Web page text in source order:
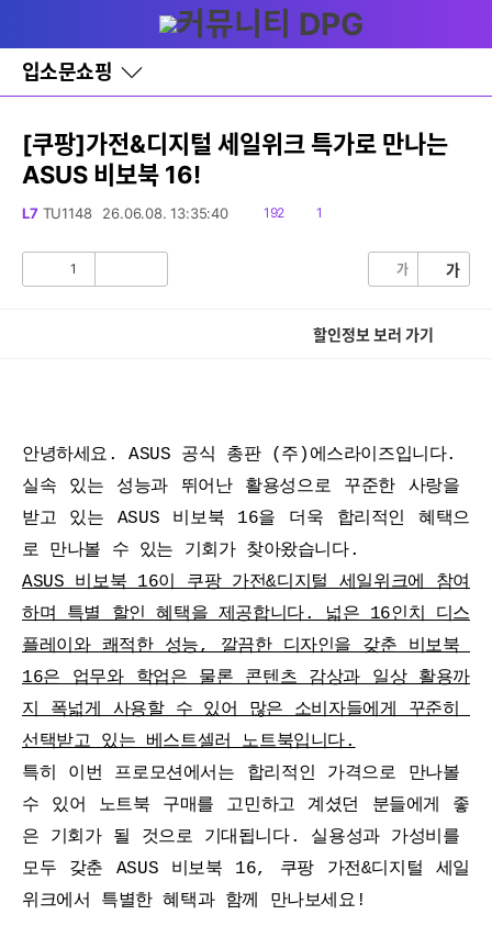
와
홈
입소문쇼핑
바
로
기
레
이
창
글
[쿠팡]가전&디지털 세일위크 특가로 만나는
ASUS 비보북 16!
L7 TU1148 26.06.08. 13:35:40
읽
192
댓1
1 가 가
할인정보 보러 가기
안녕하세요. ASUS 공식 총판 (주)에스라이즈입니다.
실속 있는 성능과 뛰어난 활용성으로 꾸준한 사랑을
받고 있는 ASUS 비보북 16을 더욱 합리적인 혜택으
로 만나볼 수 있는 기회가 찾아왔습니다.
ASUS 비보북 16이 쿠팡 가전&디지털 세일위크에 참여
하며 특별 할인 혜택을 제공합니다. 넓은 16인치 디스
플레이와 쾌적한 성능, 깔끔한 디자인을 갖춘 비보북
16은 업무와 학업은 물론 콘텐츠 감상과 일상 활용까
지 폭넓게 사용할 수 있어 많은 소비자들에게 꾸준히
선택받고 있는 베스트셀러 노트북입니다.
특히 이번 프로모션에서는 합리적인 가격으로 만나볼
수 있어 노트북 구매를 고민하고 계셨던 분들에게 좋
은 기회가 될 것으로 기대됩니다. 실용성과 가성비를
모두 갖춘 ASUS 비보북 16, 쿠팡 가전&디지털 세일
위크에서 특별한 혜택과 함께 만나보세요!
세부정보 열기/접기